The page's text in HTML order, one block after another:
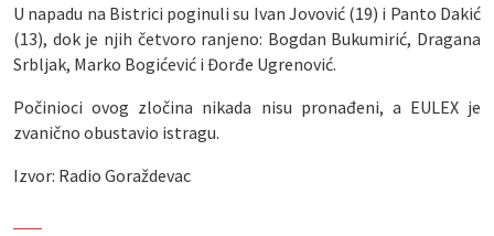
U napadu na Bistrici poginuli su Ivan Jovović (19) i Panto Dakić
(13), dok je njih četvoro ranjeno: Bogdan Bukumirić, Dragana
Srbljak, Marko Bogićević i Đorđe Ugrenović.
Počinioci ovog zločina nikada nisu pronađeni, a EULEX je
zvanično obustavio istragu.
Izvor: Radio Goraždevac